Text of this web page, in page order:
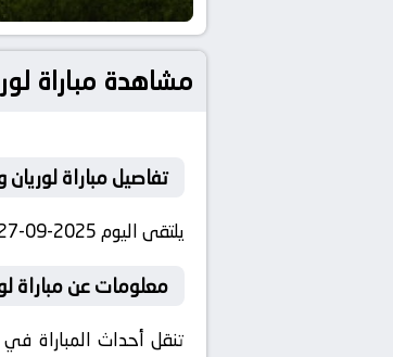
مشاهدة مباراة لوريان و موناكو
تفاصيل مباراة
يلتقى اليوم 2025-09-27 كلا من نادى لوريان و نادي موناكو فى بطولة فرنسا, الدوري الفرنسي فى تمام الساعه 18:00 بتوقيت مصر.
معلومات عن مباراة لوريان